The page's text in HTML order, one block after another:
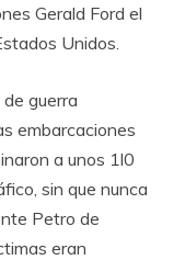
Gerald Ford el
Unidos.
guerra
embarcaciones
a unos 1l0
sin que nunca
Petro de
eran